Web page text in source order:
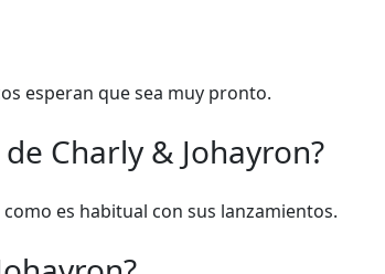
esperan que sea muy pronto.
Charly & Johayron?
es habitual con sus lanzamientos.